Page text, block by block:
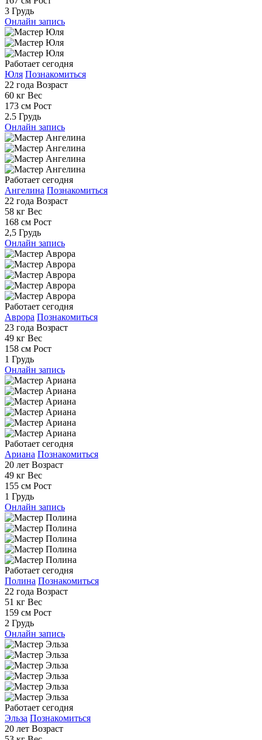
3 Грудь
Онлайн запись
Работает сегодня
Юля Познакомиться
22 года Возраст
60 кг Вес
173 см Рост
2.5 Грудь
Онлайн запись
Работает сегодня
Ангелина Познакомиться
22 года Возраст
58 кг Вес
168 см Рост
2,5 Грудь
Онлайн запись
Работает сегодня
Аврора Познакомиться
23 года Возраст
49 кг Вес
158 см Рост
1 Грудь
Онлайн запись
Работает сегодня
Ариана Познакомиться
20 лет Возраст
49 кг Вес
155 см Рост
1 Грудь
Онлайн запись
Работает сегодня
Полина Познакомиться
22 года Возраст
51 кг Вес
159 см Рост
2 Грудь
Онлайн запись
Работает сегодня
Эльза Познакомиться
20 лет Возраст